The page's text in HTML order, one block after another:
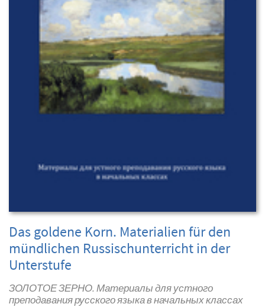
Das goldene Korn. Materialien für den
mündlichen Russischunterricht in der
Unterstufe
ЗОЛОТОЕ ЗЕРНО. Материалы для устного
преподавания русского языка в начальных классах